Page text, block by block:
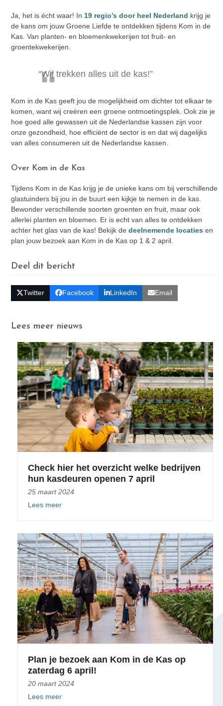
Ja, het is écht waar! In 19 regio’s door heel Nederland krijg je
de kans om jouw Groene Liefde te ontdekken tijdens Kom in de
Kas. Van planten- en bloemenkwekerijen tot fruit- en
groentekwekerijen.
“Wij trekken alles uit de kas!”
Kom in de Kas geeft jou de mogelijkheid om dichter tot elkaar te
komen, want wij creëren een groene ontmoetingsplek. Ook zie je
hoe goed alle gewassen uit de Nederlandse kassen zijn voor
onze gezondheid, hoe efficiënt de sector is en dat wij dagelijks
van alles consumeren uit de Nederlandse kassen.
Over Kom in de Kas
Tijdens Kom in de Kas krijg je de unieke kans om bij verschillende
glastuinders bij jou in de buurt een kijkje te nemen in de kas.
Bewonder verschillende soorten groenten en fruit, maar ook
allerlei planten en bloemen. Er is echt van alles te ontdekken
achter het glas van de kas! Bekijk dedeelnemende locaties en
plan jouw bezoek aan Kom in de Kas op 1 & 2 april.
Deel dit bericht
Twitter Facebook LinkedIn Email
Lees meer nieuws
Check hier het overzicht welke bedrijven
hun kasdeuren openen 7 april
25 maart 2024
Lees meer
Plan je bezoek aan Kom in de Kas op
zaterdag 6 april!
20 maart 2024
Lees meer